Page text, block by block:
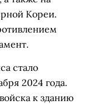
Кореи.
стало
2024 года.
к зданию